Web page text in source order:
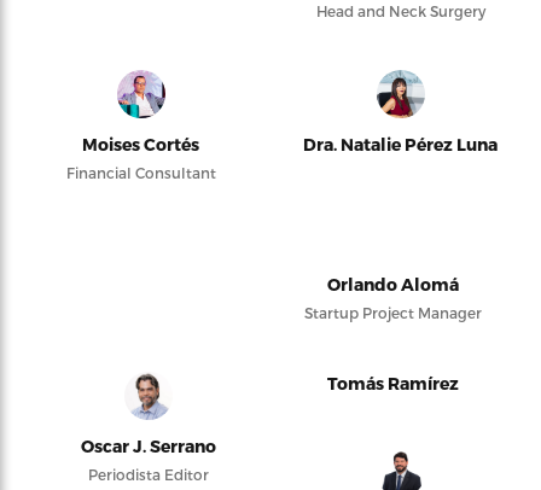
Head and Neck Surgery
Moises Cortés
Financial Consultant
Dra. Natalie Pérez Luna
Orlando Alomá
Startup Project Manager
Oscar J. Serrano
Periodista Editor
Tomás Ramírez